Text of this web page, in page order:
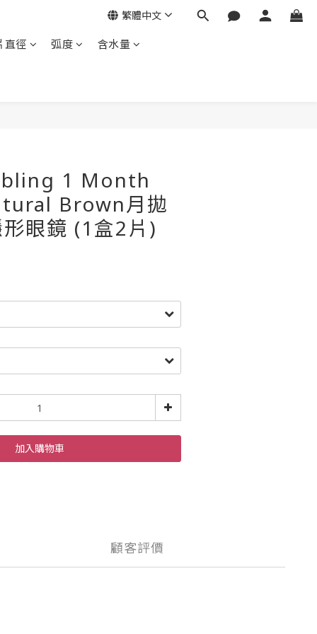
直徑 弧度 含水量
繁體中文
1 Month
Brown月拋
眼鏡 (1盒2片)
加入購物車
顧客評價